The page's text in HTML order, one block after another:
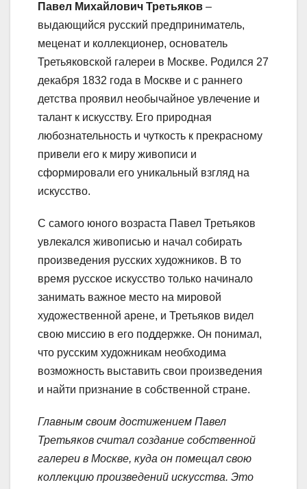
Павел Михайлович Третьяков –
выдающийся русский предприниматель,
меценат и коллекционер, основатель
Третьяковской галереи в Москве. Родился 27
декабря 1832 года в Москве и с раннего
детства проявил необычайное увлечение и
талант к искусству. Его природная
любознательность и чуткость к прекрасному
привели его к миру живописи и
сформировали его уникальный взгляд на
искусство.
С самого юного возраста Павел Третьяков
увлекался живописью и начал собирать
произведения русских художников. В то
время русское искусство только начинало
занимать важное место на мировой
художественной арене, и Третьяков видел
свою миссию в его поддержке. Он понимал,
что русским художникам необходима
возможность выставить свои произведения
и найти признание в собственной стране.
Главным своим достижением Павел
Третьяков считал создание собственной
галереи в Москве, куда он помещал свою
коллекцию произведений искусства. Это